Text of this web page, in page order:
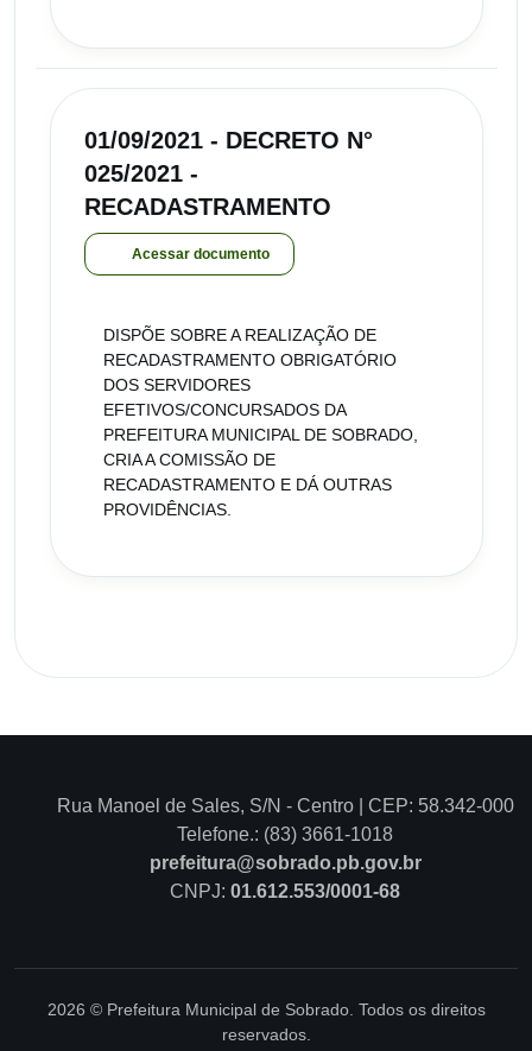
01/09/2021 - DECRETO N°
025/2021 -
RECADASTRAMENTO
Acessar documento
DISPÕE SOBRE A REALIZAÇÃO DE
RECADASTRAMENTO OBRIGATÓRIO
DOS SERVIDORES
EFETIVOS/CONCURSADOS DA
PREFEITURA MUNICIPAL DE SOBRADO,
CRIA A COMISSÃO DE
RECADASTRAMENTO E DÁ OUTRAS
PROVIDÊNCIAS.
Rua Manoel de Sales, S/N - Centro | CEP: 58.342-000
Telefone.: (83) 3661-1018
prefeitura@sobrado.pb.gov.br
CNPJ: 01.612.553/0001-68
2026 © Prefeitura Municipal de Sobrado. Todos os direitos
reservados.